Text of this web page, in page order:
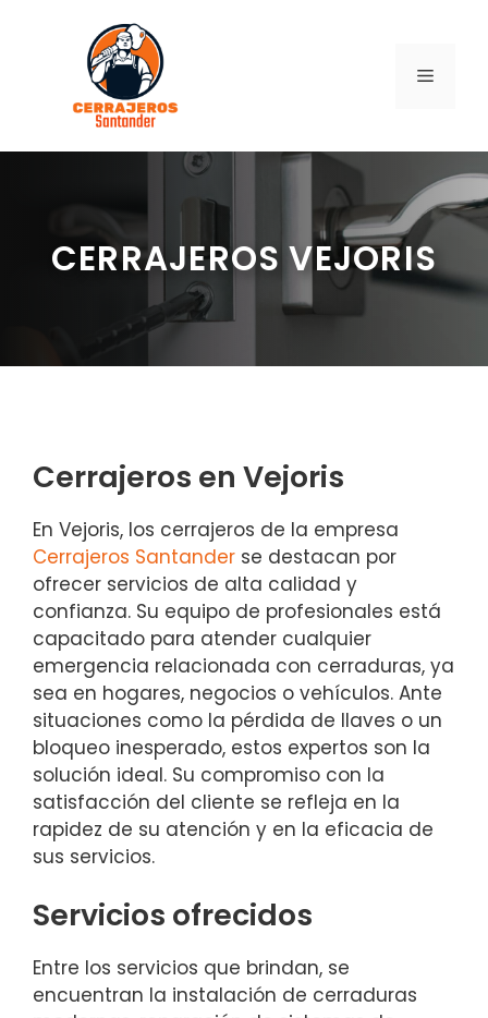
contenido
MENÚ
CERRAJEROS VEJORIS
Cerrajeros en Vejoris
En Vejoris, los cerrajeros de la empresa
Cerrajeros Santander se destacan por
ofrecer servicios de alta calidad y
confianza. Su equipo de profesionales está
capacitado para atender cualquier
emergencia relacionada con cerraduras, ya
sea en hogares, negocios o vehículos. Ante
situaciones como la pérdida de llaves o un
bloqueo inesperado, estos expertos son la
solución ideal. Su compromiso con la
satisfacción del cliente se refleja en la
rapidez de su atención y en la eficacia de
sus servicios.
Servicios ofrecidos
Entre los servicios que brindan, se
encuentran la instalación de cerraduras